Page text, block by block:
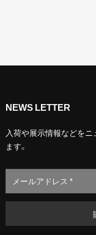
NEWS LETTER
入荷や展示情報などを
ます。